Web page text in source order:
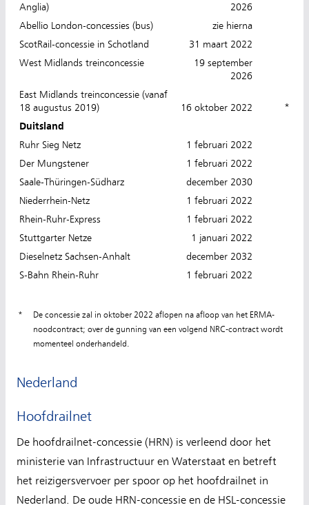
Anglia)
2026
Abellio London-concessies (bus)
zie hierna
ScotRail-concessie in Schotland
31 maart 2022
West Midlands treinconcessie
19 september
2026
East Midlands treinconcessie (vanaf
18 augustus 2019)
16 oktober 2022
*
Duitsland
Ruhr Sieg Netz
1 februari 2022
Der Mungstener
1 februari 2022
Saale-Thüringen-Südharz
december 2030
Niederrhein-Netz
1 februari 2022
Rhein-Ruhr-Express
1 februari 2022
Stuttgarter Netze
1 januari 2022
Dieselnetz Sachsen-Anhalt
december 2032
S-Bahn Rhein-Ruhr
1 februari 2022
*
De concessie zal in oktober 2022 aflopen na afloop van het ERMA-
noodcontract; over de gunning van een volgend NRC-contract wordt
momenteel onderhandeld.
Nederland
Hoofdrailnet
De hoofdrailnet-concessie (HRN) is verleend door het
ministerie van Infrastructuur en Waterstaat en betreft
het reizigersvervoer per spoor op het hoofdrailnet in
Nederland. De oude HRN-concessie en de HSL-concessie